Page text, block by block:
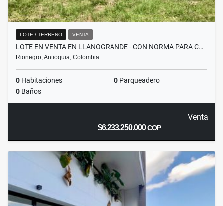
LOTE / TERRENO VENTA
LOTE EN VENTA EN LLANOGRANDE - CON NORMA PARA C…
Rionegro, Antioquia, Colombia
0 Habitaciones 0 Parqueadero
0 Baños
Venta
$6.233.250.000COP